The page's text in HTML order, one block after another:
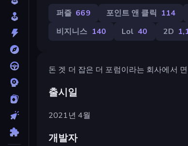
퍼즐 669 포인트 앤 클릭 114
비지니스 140 Lol 40 2D
돈 겟 더 잡은 더 포럼이라는 회사에서
출시일
2021년 4월
개발자